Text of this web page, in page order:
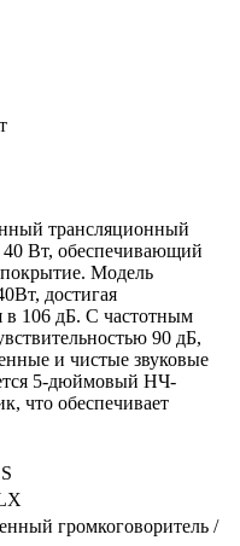
трансляционный
Вт, обеспечивающий
покрытие. Модель
достигая
в 106 дБ. С частотным
90 дБ,
и чистые звуковые
5-дюймовый НЧ-
что обеспечивает
громкоговоритель /